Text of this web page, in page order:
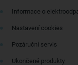
Informace o
Nastavení cookies
Pozáruční servis
Ukončené produkty